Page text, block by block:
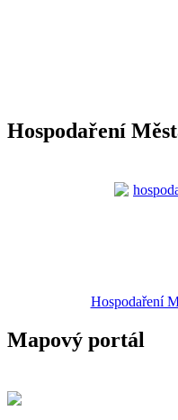
Hospodaření
Hospodaření
Mapový portál